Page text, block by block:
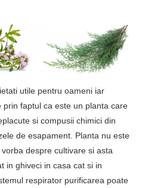
utile pentru oameni iar
faptul ca este un planta care
si compusii chimici din
de esapament. Planta nu este
despre cultivare si asta
in ghiveci in casa cat si in
respirator purificarea poate